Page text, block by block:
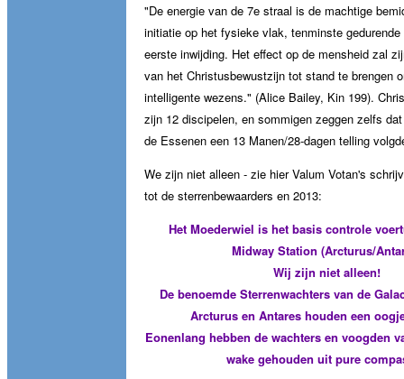
"De energie van de 7e straal is de machtige
initiatie op het fysieke vlak, tenminste
eerste inwijding. Het effect op de mensheid zal
van het Christusbewustzijn tot stand te brengen
intelligente wezens." (Alice Bailey, Kin 199).
zijn 12 discipelen, en sommigen zeggen zelfs
de Essenen een 13 Manen/28-dagen telling
We zijn niet alleen - zie hier Valum Votan's
tot de sterrenbewaarders en 2013:
Het Moederwiel is het basis controle
Midway Station (Arcturus/
Wij zijn niet alleen!
De benoemde Sterrenwachters van de
Arcturus en Antares houden een
Eonenlang hebben de wachters en voogden
wake gehouden uit pure